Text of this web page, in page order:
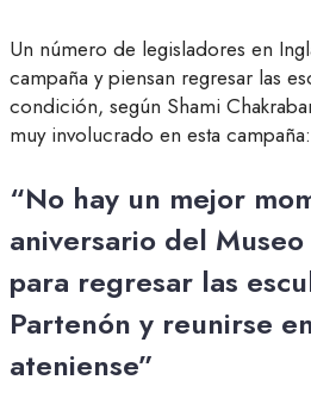
Un número de legisladores en
campaña y piensan regresar las
condición, según Shami
muy involucrado en esta campaña:
“No hay un mejor
aniversario del
para regresar las
Partenón y reunirse
ateniense”